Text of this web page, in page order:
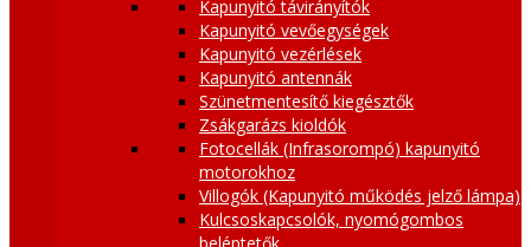
Kapunyitó távirányítók
Kapunyitó vevőegységek
Kapunyitó vezérlések
Kapunyitó antennák
Szünetmentesítő kiegésztők
Zsákgarázs kioldók
Fotocellák (Infrasorompó) kapunyitó
motorokhoz
Villogók (Kapunyitó működés jelző lámpa)
Kulcsoskapcsolók, nyomógombos